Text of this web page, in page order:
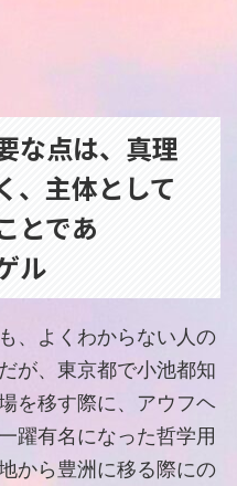
な点は、真理
、主体として
とであ
ル
、よくわからない人の
が、東京都で小池都知
を移す際に、アウフヘ
躍有名になった哲学用
から豊洲に移る際にの